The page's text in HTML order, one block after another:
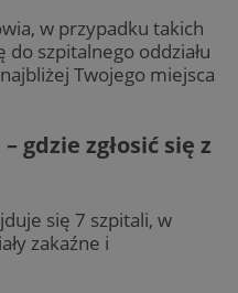
w przypadku takich
do szpitalnego oddziału
Twojego miejsca
gdzie zgłosić się z
się 7 szpitali, w
zakaźne i